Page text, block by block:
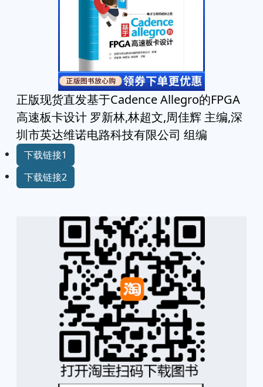
正版现货直发基于Cadence Allegro的FPGA
高速板卡设计 罗新林,林超文,周佳辉 主编,深
圳市英达维诺电路科技有限公司 组编
下载链接1
下载链接2